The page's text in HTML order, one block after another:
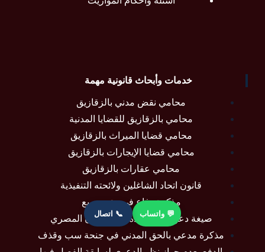
خدمات وأبحاث قانونية مهمة
محامي نقض مدني بالزقازيق
محامي بالزقازيق للقضايا المدنية
محامي قضايا الميراث بالزقازيق
محامي قضايا الإيجارات بالزقازيق
محامي عقارات بالزقازيق
قانون اتحاد الشاغلين ولائحته التنفيذية
مذكرة دفاع في دعوى ريع
صيغة دعوى نفقة عدة في القانون المصري
مذكرة مدعي بالحق المدني في جنحة سب وقذف
💬 واتساب 📞 اتصال